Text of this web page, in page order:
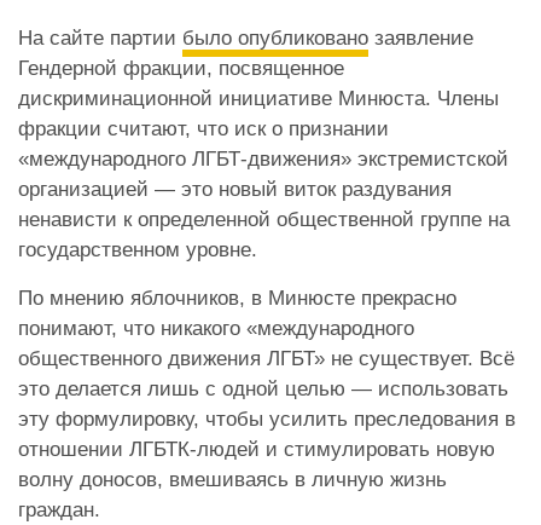
На сайте партии было опубликовано заявление
Гендерной фракции, посвященное
дискриминационной инициативе Минюста. Члены
фракции считают, что иск о признании
«международного ЛГБТ-движения» экстремистской
организацией — это новый виток раздувания
ненависти к определенной общественной группе на
государственном уровне.
По мнению яблочников, в Минюсте прекрасно
понимают, что никакого «международного
общественного движения ЛГБТ» не существует. Всё
это делается лишь с одной целью — использовать
эту формулировку, чтобы усилить преследования в
отношении ЛГБТК-людей и стимулировать новую
волну доносов, вмешиваясь в личную жизнь
граждан.